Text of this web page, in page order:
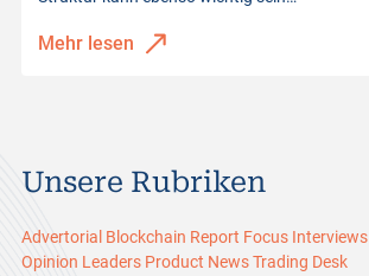
Mehr lesen
Unsere Rubriken
Advertorial Blockchain Report Focus Interviews
Opinion Leaders Product NewsTrading Desk